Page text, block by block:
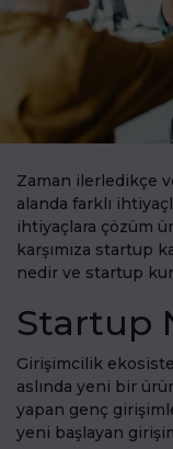
Zaman ilerledikçe
alanda farklı
ihtiyaçlara çözüm
karşımıza startup
nedir ve startup
Startup
Girişimcilik
aslında yeni bir
yapan genç
yeni başlayan